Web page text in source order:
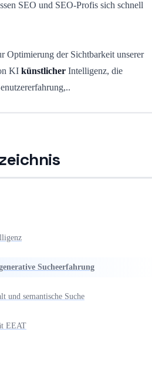
SEO und SEO-Profis sich schnell
Optimierung der Sichtbarkeit unserer
KI künstlicher Intelligenz, die
Sucheerfahrung
und semantische Suche
EEAT